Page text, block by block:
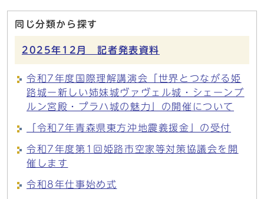
同じ分類から探す
2025年12月 記者発表資料
令和7年度国際理解講演会「世界とつながる姫
路城ー新しい姉妹城ヴァヴェル城・シェーンブ
ルン宮殿・プラハ城の魅力」の開催について
「令和7年青森県東方沖地震義援金」の受付
令和7年度第1回姫路市空家等対策協議会を開
催します
令和8年仕事始め式